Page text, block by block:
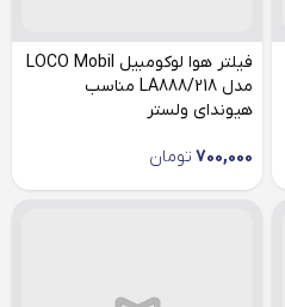
فیلتر هوا لوکومبیل LOCO Mobil
مدل LA888/218 مناسب
هیوندای ولستر
700,000 تومان